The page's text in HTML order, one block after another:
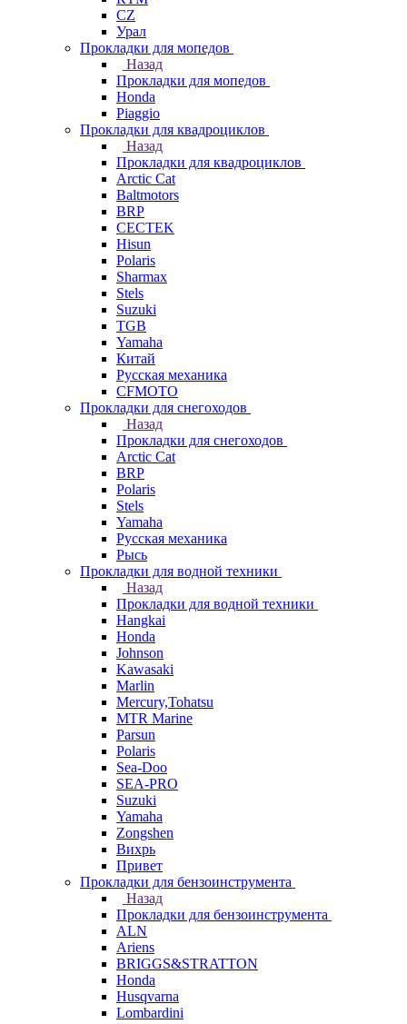
СZ
Урал
Прокладки для мопедов
Назад
Прокладки для мопедов
Honda
Piaggio
Прокладки для квадроциклов
Назад
Прокладки для квадроциклов
Arctic Cat
Baltmotors
BRP
CECTEK
Hisun
Polaris
Sharmax
Stels
Suzuki
TGB
Yamaha
Китай
Русская механика
СFMOTO
Прокладки для снегоходов
Назад
Прокладки для снегоходов
Arctic Cat
BRP
Polaris
Stels
Yamaha
Русская механика
Рысь
Прокладки для водной техники
Назад
Прокладки для водной техники
Hangkai
Honda
Johnson
Kawasaki
Marlin
Mercury,Tohatsu
MTR Marine
Parsun
Polaris
Sea-Doo
SEA-PRO
Suzuki
Yamaha
Zongshen
Вихрь
Привет
Прокладки для бензоинструмента
Назад
Прокладки для бензоинструмента
ALN
Ariens
BRIGGS&STRATTON
Honda
Husqvarna
Lombardini